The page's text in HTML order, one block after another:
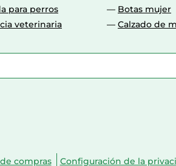
para perros
veterinaria
Botas mujer
Calzado de
compras Configuración de la